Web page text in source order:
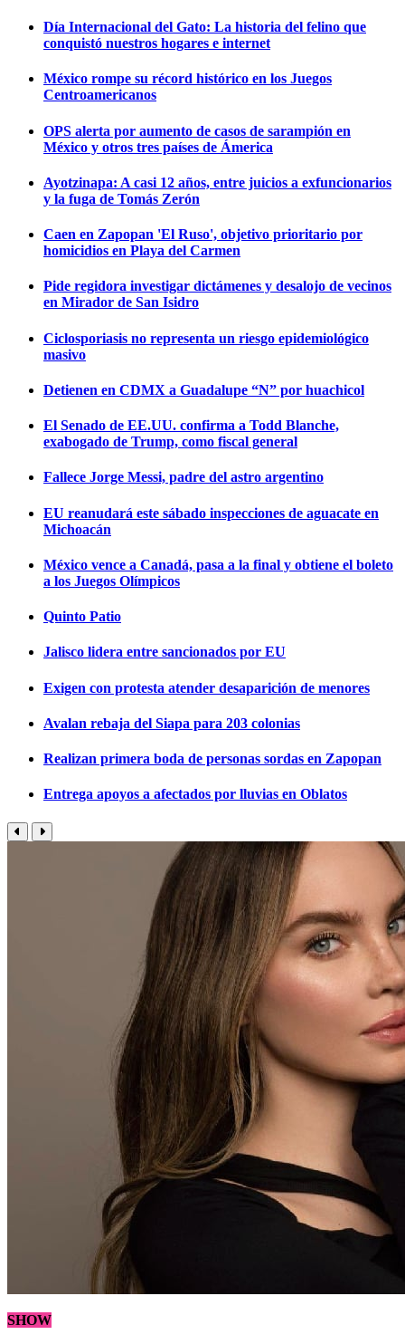
Día Internacional del Gato: La historia del felino que
conquistó nuestros hogares e internet
México rompe su récord histórico en los Juegos
Centroamericanos
OPS alerta por aumento de casos de sarampión en
México y otros tres países de Ámerica
Ayotzinapa: A casi 12 años, entre juicios a exfuncionarios
y la fuga de Tomás Zerón
Caen en Zapopan 'El Ruso', objetivo prioritario por
homicidios en Playa del Carmen
Pide regidora investigar dictámenes y desalojo de vecinos
en Mirador de San Isidro
Ciclosporiasis no representa un riesgo epidemiológico
masivo
Detienen en CDMX a Guadalupe “N” por huachicol
El Senado de EE.UU. confirma a Todd Blanche,
exabogado de Trump, como fiscal general
Fallece Jorge Messi, padre del astro argentino
EU reanudará este sábado inspecciones de aguacate en
Michoacán
México vence a Canadá, pasa a la final y obtiene el boleto
a los Juegos Olímpicos
Quinto Patio
Jalisco lidera entre sancionados por EU
Exigen con protesta atender desaparición de menores
Avalan rebaja del Siapa para 203 colonias
Realizan primera boda de personas sordas en Zapopan
Entrega apoyos a afectados por lluvias en Oblatos
SHOW